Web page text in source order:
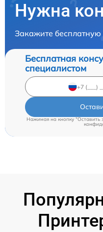
Нужна
Закажите
Бесплатная
специалистом
Нажимая на кнопку "Оставить